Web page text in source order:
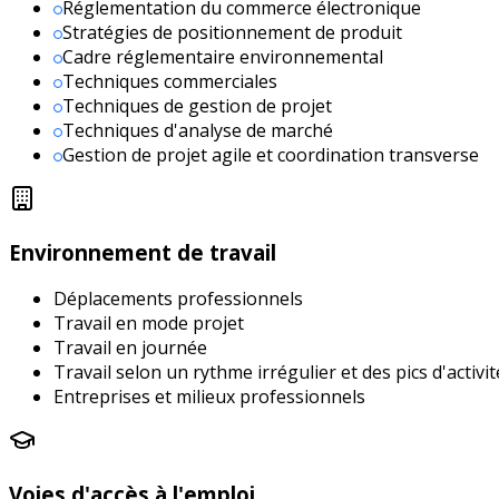
Réglementation du commerce électronique
Stratégies de positionnement de produit
Cadre réglementaire environnemental
Techniques commerciales
Techniques de gestion de projet
Techniques d'analyse de marché
Gestion de projet agile et coordination transverse
Environnement de travail
Déplacements professionnels
Travail en mode projet
Travail en journée
Travail selon un rythme irrégulier et des pics
Entreprises et milieux professionnels